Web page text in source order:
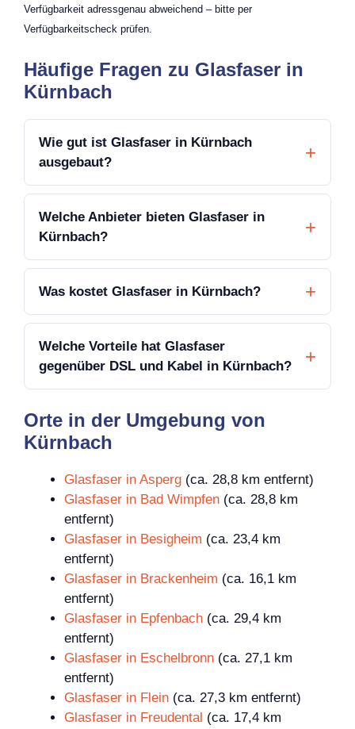
Verfügbarkeit adressgenau abweichend – bitte per
Verfügbarkeitscheck prüfen.
Häufige Fragen zu Glasfaser in
Kürnbach
Wie gut ist Glasfaser in Kürnbach
ausgebaut?
Welche Anbieter bieten Glasfaser in
Kürnbach?
Was kostet Glasfaser in Kürnbach?
Welche Vorteile hat Glasfaser
gegenüber DSL und Kabel in Kürnbach?
Orte in der Umgebung von
Kürnbach
Glasfaser in Asperg (ca. 28,8 km entfernt)
Glasfaser in Bad Wimpfen (ca. 28,8 km
entfernt)
Glasfaser in Besigheim (ca. 23,4 km
entfernt)
Glasfaser in Brackenheim (ca. 16,1 km
entfernt)
Glasfaser in Epfenbach (ca. 29,4 km
entfernt)
Glasfaser in Eschelbronn (ca. 27,1 km
entfernt)
Glasfaser in Flein (ca. 27,3 km entfernt)
Glasfaser in Freudental (ca. 17,4 km